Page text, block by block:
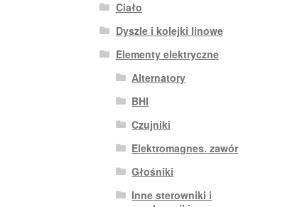
Ciało
Dyszle i kolejki linowe
Elementy elektryczne
Alternatory
BHI
Czujniki
Elektromagnes. zawór
Głośniki
Inne sterowniki i